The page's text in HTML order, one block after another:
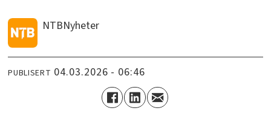
NTBNyheter
PUBLISERT 04.03.2026 - 06:46